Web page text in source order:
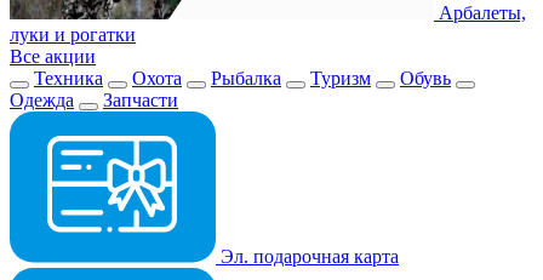
Арбалеты,
луки и рогатки
Все акции
Техника
Охота Рыбалка Туризм
Обувь
Одежда
Запчасти
Эл. подарочная карта